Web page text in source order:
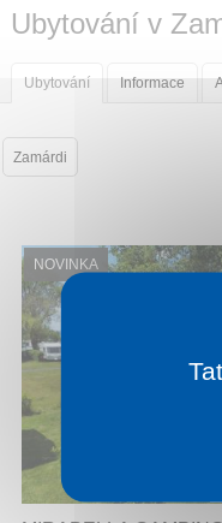
Ubytování v
Ubytování Informace
Zamárdi
NOVINKA